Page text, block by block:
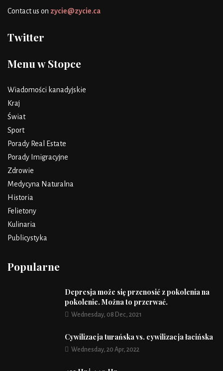
Contact us on zycie@zycie.ca
Twitter
Menu w Stopce
Wiadomości kanadyjskie
Kraj
Świat
Sport
Porady Real Estate
Porady Imigracyjne
Zdrowie
Medycyna Naturalna
Historia
Felietony
Kulinaria
Publicystyka
Popularne
Depresja może się przenosić z pokolenia na
pokolenie. Można to przerwać.
Wednesday, 08 Dec, 2021
Cywilizacja turańska vs. cywilizacja łacińska
Wednesday, 20 Apr, 2022